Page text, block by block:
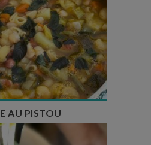
: 35 min
cuisson : 1h15
de couverts : 8
AU PISTOU